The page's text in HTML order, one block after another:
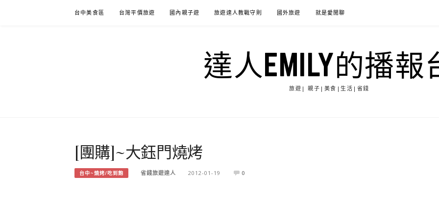
台中美食區 台灣平價旅遊 國內親子遊 旅遊達人教戰守則 國外旅遊 就是愛閒聊
達人EMILY的播報
旅遊| 親子|美食|生活|省錢
[團購]~大鈺門燒烤
台中~燒烤/吃到飽 省錢旅遊達人 2012-01-19 0